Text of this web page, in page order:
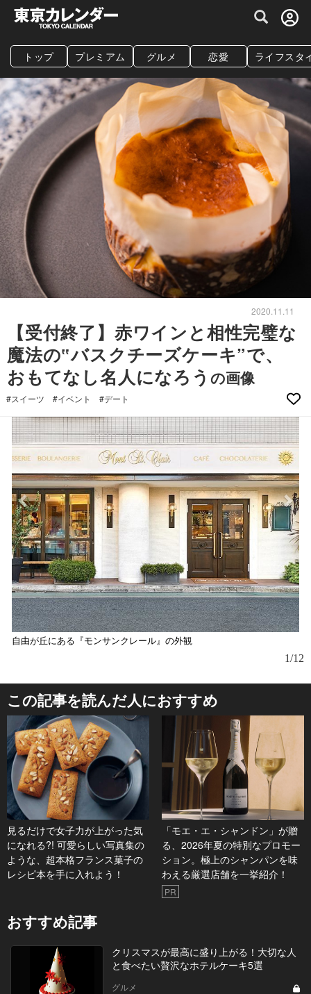
グルメ情報・プレミアムレストラン予約
トップ プレミアム グルメ 恋愛 ライフスタ
2020.11.11
【受付終了】赤ワインと相性完璧な
魔法の‟バスクチーズケーキ”で、
おもてなし名人になろう の画像
#スイーツ #イベント #デート
自由が丘にある『モンサンクレール』の外観
1/12
この記事を読んだ人におすすめ
見るだけで女子力が上がった気
になれる?! 可愛らしい写真集の
ような、超本格フランス菓子の
レシピ本を手に入れよう！
「モエ・エ・シャンドン」が贈
る、2026年夏の特別なプロモー
ション。極上のシャンパンを味
わえる厳選店舗を一挙紹介！
PR
おすすめ記事
クリスマスが最高に盛り上がる！大切な人
と食べたい贅沢なホテルケーキ5選
グルメ